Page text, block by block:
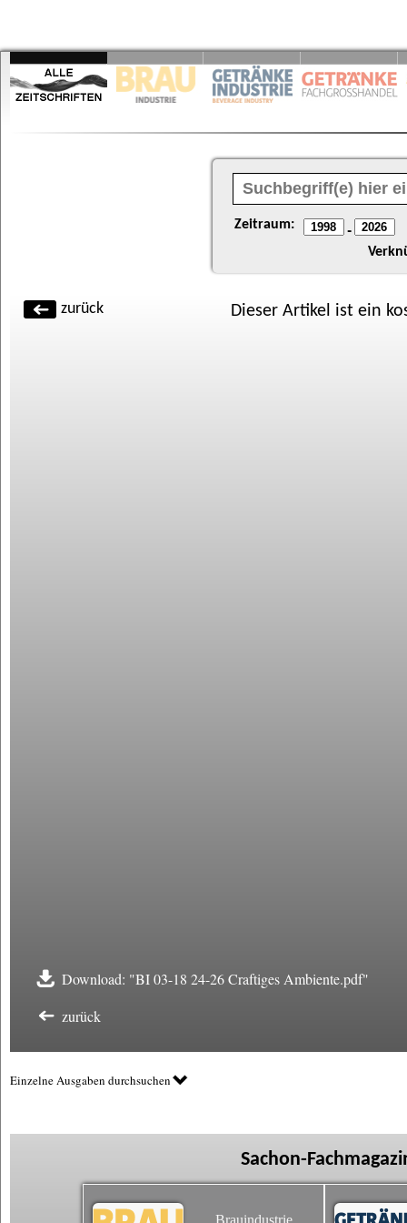
Zeitraum: -
zurück Dieser Artikel ist ein
Download: "BI 03-18 24-26 Craftiges Ambiente.pdf"
zurück
Einzelne Ausgaben durchsuchen
Sachon-
Brauindustrie